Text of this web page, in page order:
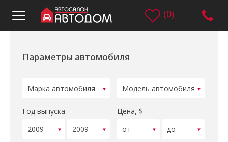
(0)
Параметры автомобиля
Год выпуска Цена, $